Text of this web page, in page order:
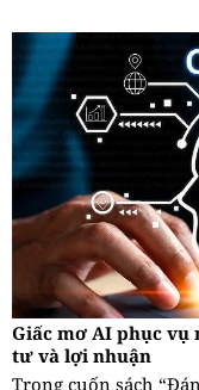
Giấc mơ AI phục
tư và lợi nhuận
Trong cuốn sách